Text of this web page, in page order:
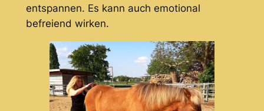
entspannen. Es kann auch emotional
befreiend wirken.